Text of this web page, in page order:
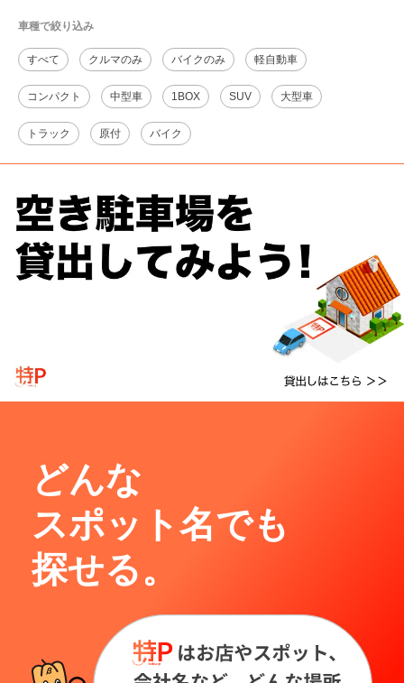
車種で絞り込み
すべて クルマのみ バイクのみ 軽自動車
コンパクト 中型車 1BOX SUV 大型車
トラック 原付 バイク
どんな
スポット名でも
探せる。